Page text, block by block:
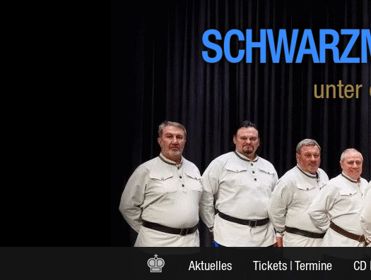
unter
♚ Aktuelles Tickets | Termine CD